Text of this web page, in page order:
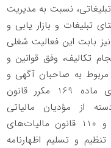
نسبت به مدیریت
تبلیغات و بازار یابی و
بابت این فعالیت شغلی
تکالیف، وفق قوانین و
مربوط به صاحبان آگهی و
کاربران رسانه‌های کاربر محور در اجرای ماده 169 مکرر قانون
از مؤدیان مالیاتی
می‌بایست در اجرای مقررات مواد 100 و 110 قانون مالیات‌های
و تسلیم اظهارنامه